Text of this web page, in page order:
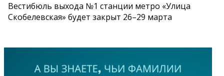
Вестибюль выхода №1 станции метро «Улица
Скобелевская» будет закрыт 26–29 марта